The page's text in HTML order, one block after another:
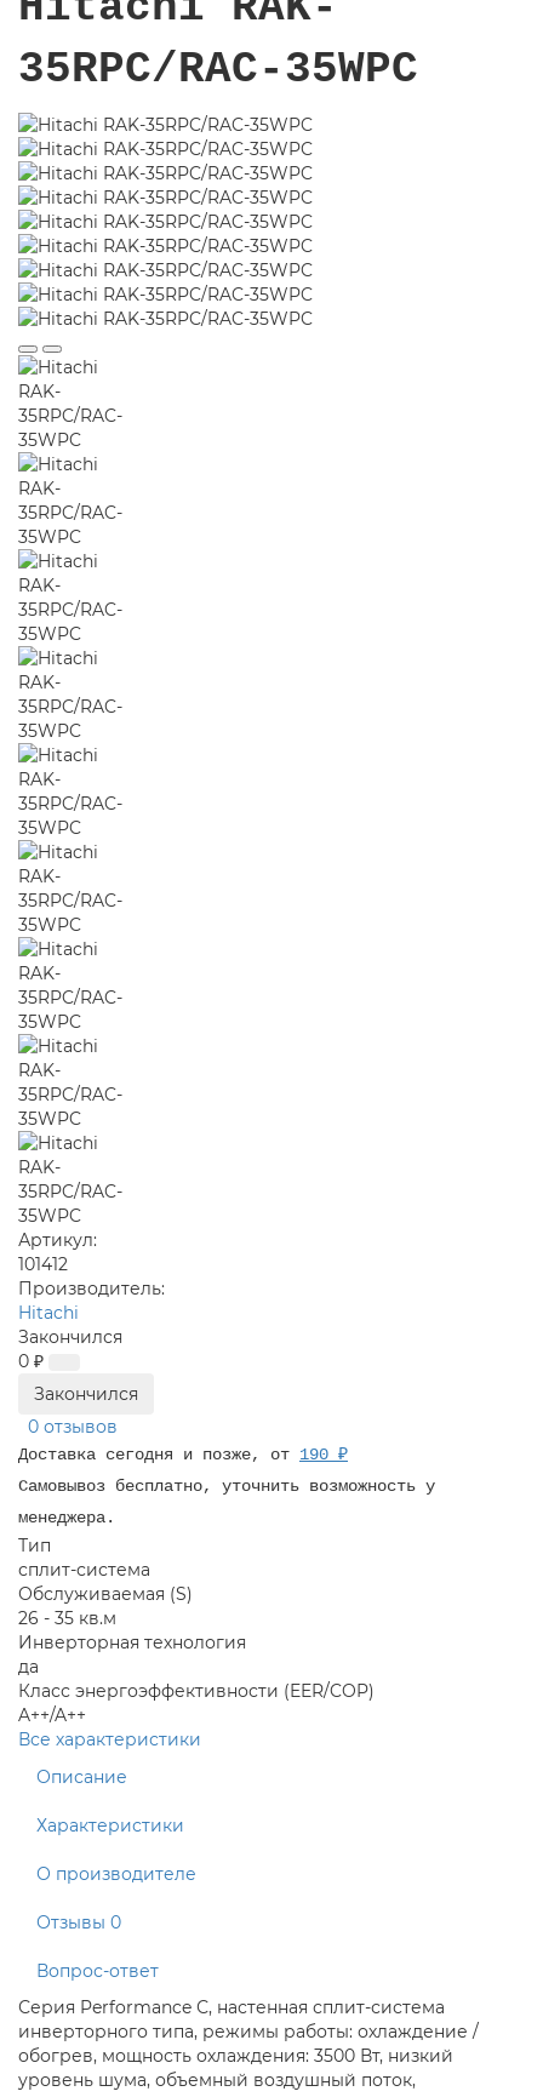
35RPC/RAC-35WPC
Артикул:
101412
Производитель:
Hitachi
Закончился
0 ₽
Закончился
0 отзывов
Доставка сегодня и позже, от 190 ₽
Самовывоз бесплатно, уточнить возможность у
менеджера.
Тип
сплит-система
Обслуживаемая (S)
26 - 35 кв.м
Инверторная технология
да
Класс энергоэффективности (EER/COP)
A++/A++
Все характеристики
Описание
Характеристики
О производителе
Отзывы 0
Вопрос-ответ
Серия Performance С, настенная сплит-система
инверторного типа, режимы работы: охлаждение /
обогрев, мощность охлаждения: 3500 Вт, низкий
уровень шума, объемный воздушный поток,